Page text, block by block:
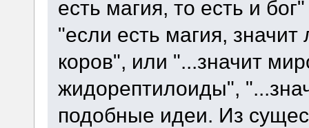
есть магия, то есть и
"если есть магия,
коров", или "...значит
жидорептилоиды",
подобные идеи. Из